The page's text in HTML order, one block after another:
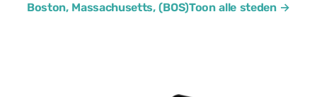
Boston, Massachusetts, (BOS)Toon alle steden →